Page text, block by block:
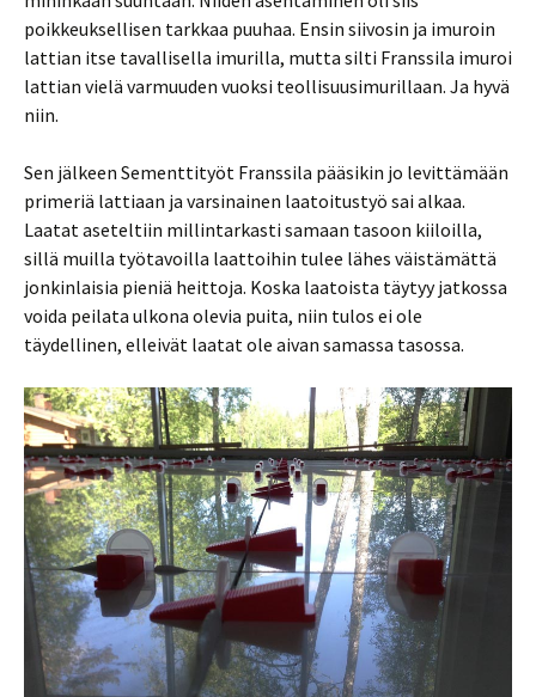
poikkeuksellisen tarkkaa puuhaa. Ensin siivosin ja imuroin
lattian itse tavallisella imurilla, mutta silti Franssila imuroi
lattian vielä varmuuden vuoksi teollisuusimurillaan. Ja hyvä
niin.
Sen jälkeen Sementtityöt Franssila pääsikin jo levittämään
primeriä lattiaan ja varsinainen laatoitustyö sai alkaa.
Laatat aseteltiin millintarkasti samaan tasoon kiiloilla,
sillä muilla työtavoilla laattoihin tulee lähes väistämättä
jonkinlaisia pieniä heittoja. Koska laatoista täytyy jatkossa
voida peilata ulkona olevia puita, niin tulos ei ole
täydellinen, elleivät laatat ole aivan samassa tasossa.